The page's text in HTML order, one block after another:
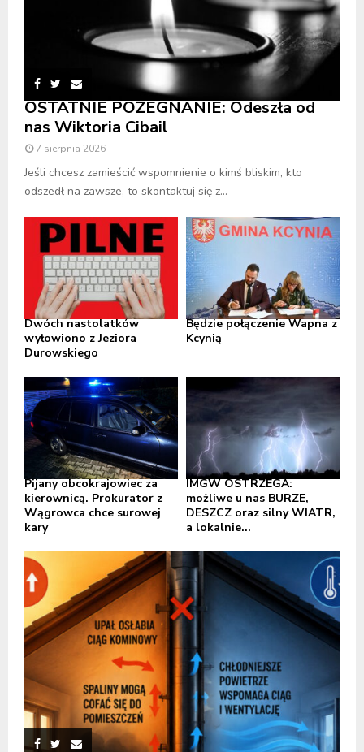
OSTATNIE POŻEGNANIE: Odeszła od
nas Wiktoria Cibail
7 sierpnia 2026
Jeśli chcesz zamieścić wspomnienie o kimś bliskim, kto
odszedł na zawsze, to skontaktuj się z...
Dwóch nastolatków
wyłowiono z Jeziora
Durowskiego
Będzie połączenie Wapna z
Kcynią
Pijany obcokrajowiec za
kierownicą. Prokurator z
Wągrowca chce surowej
kary
IMGW OSTRZEGA:
możliwe u nas BURZE,
DESZCZ oraz silny WIATR,
a lokalnie...